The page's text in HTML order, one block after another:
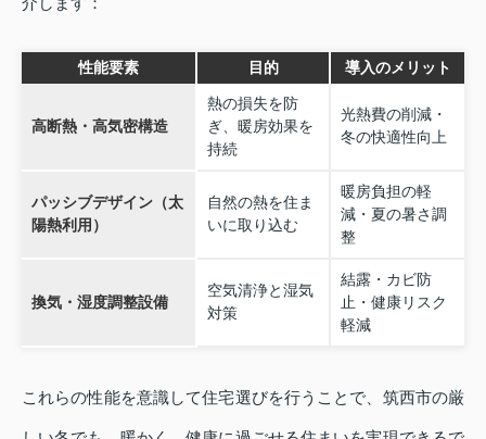
性能要素 目的 導入のメリット
高断熱・高気密構造
熱の損失を防
ぎ、暖房効果を
持続
光熱費の削減・
冬の快適性向上
パッシブデザイン（太
陽熱利用）
自然の熱を住ま
いに取り込む
暖房負担の軽
減・夏の暑さ調
整
換気・湿度調整設備
空気清浄と湿気
対策
結露・カビ防
止・健康リスク
軽減
これらの性能を意識して住宅選びを行うことで、筑西市の厳